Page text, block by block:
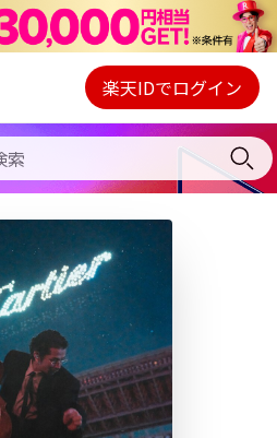
Webプレイヤー
ご契約内容の確認・変更
楽天IDでログイン